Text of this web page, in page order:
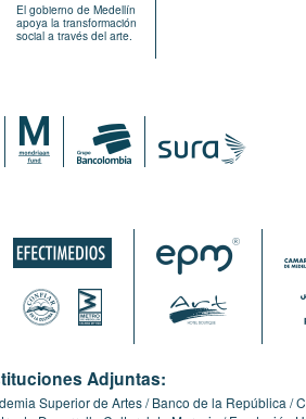
El gobierno de Medellín
apoya la transformación
social a través del arte.
Adjuntas:
Superior de Artes Banco de la República